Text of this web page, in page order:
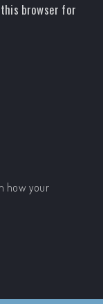
browser for
how your